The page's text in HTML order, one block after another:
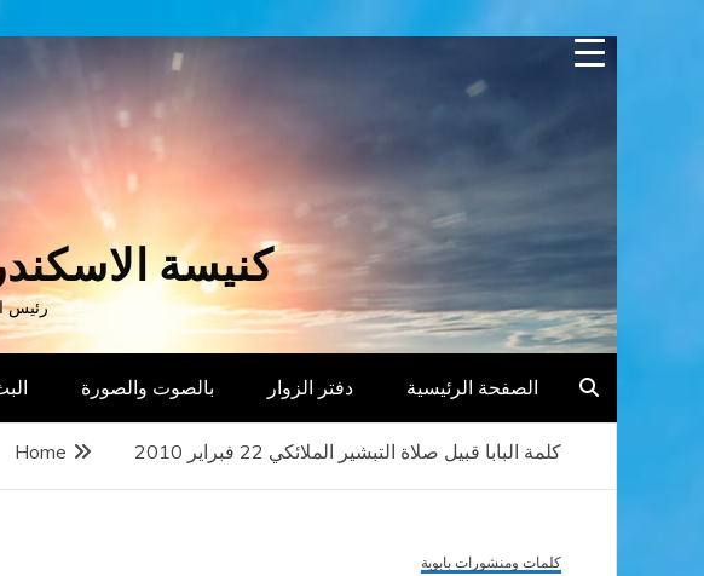
Skip
كنيسة
رئيس
الصفحة الرئيسية دفتر الزوار بالصوت والصورة
Home كلمة البابا قبيل صلاة التبشير الملائكي 22 فبراير 2010
كلمات ومنشورات بابوية